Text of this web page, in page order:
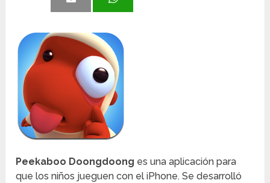
Peekaboo Doongdoong es una aplicación para
que los niños jueguen con el iPhone. Se desarrolló